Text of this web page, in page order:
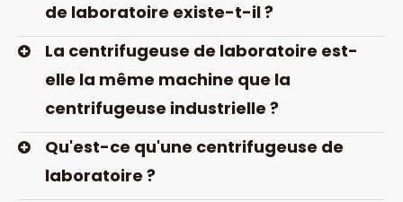
de laboratoire existe-t-il ?
La centrifugeuse de laboratoire est-
elle la même machine que la
centrifugeuse industrielle ?
Qu'est-ce qu'une centrifugeuse de
laboratoire ?